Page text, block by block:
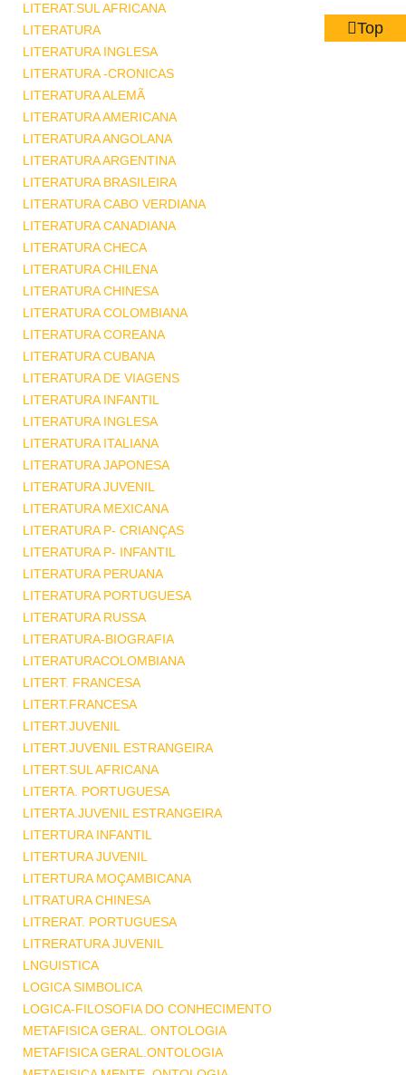
LITERAT.SUL AFRICANA
LITERATURA
LITERATURA INGLESA
LITERATURA -CRONICAS
LITERATURA ALEMÃ
LITERATURA AMERICANA
LITERATURA ANGOLANA
LITERATURA ARGENTINA
LITERATURA BRASILEIRA
LITERATURA CABO VERDIANA
LITERATURA CANADIANA
LITERATURA CHECA
LITERATURA CHILENA
LITERATURA CHINESA
LITERATURA COLOMBIANA
LITERATURA COREANA
LITERATURA CUBANA
LITERATURA DE VIAGENS
LITERATURA INFANTIL
LITERATURA INGLESA
LITERATURA ITALIANA
LITERATURA JAPONESA
LITERATURA JUVENIL
LITERATURA MEXICANA
LITERATURA P- CRIANÇAS
LITERATURA P- INFANTIL
LITERATURA PERUANA
LITERATURA PORTUGUESA
LITERATURA RUSSA
LITERATURA-BIOGRAFIA
LITERATURACOLOMBIANA
LITERT. FRANCESA
LITERT.FRANCESA
LITERT.JUVENIL
LITERT.JUVENIL ESTRANGEIRA
LITERT.SUL AFRICANA
LITERTA. PORTUGUESA
LITERTA.JUVENIL ESTRANGEIRA
LITERTURA INFANTIL
LITERTURA JUVENIL
LITERTURA MOÇAMBICANA
LITRATURA CHINESA
LITRERAT. PORTUGUESA
LITRERATURA JUVENIL
LNGUISTICA
LOGICA SIMBOLICA
LOGICA-FILOSOFIA DO CONHECIMENTO
METAFISICA GERAL. ONTOLOGIA
METAFISICA GERAL.ONTOLOGIA
Top